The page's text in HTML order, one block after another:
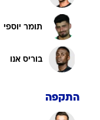
תומר יוספי
בוריס אנו
התקפה